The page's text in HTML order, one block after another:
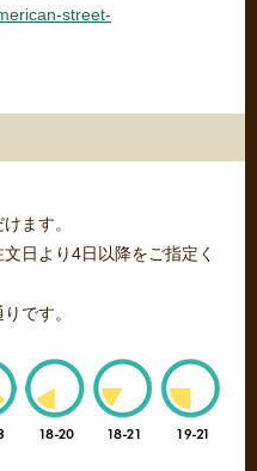
street-
ます。
日より4日以降をご指定く
です。